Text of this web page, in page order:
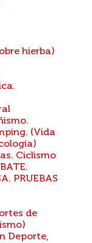
hierba)
(Vida
Ciclismo
PRUEBAS
de
Deporte,